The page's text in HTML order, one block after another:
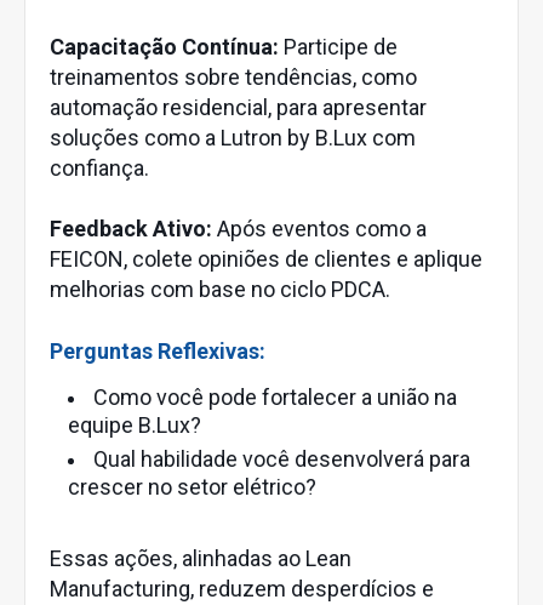
Capacitação Contínua: Participe de
treinamentos sobre tendências, como
automação residencial, para apresentar
soluções como a Lutron by B.Lux com
confiança.
Feedback Ativo: Após eventos como a
FEICON, colete opiniões de clientes e aplique
melhorias com base no ciclo PDCA.
Perguntas Reflexivas:
Como você pode fortalecer a união na
equipe B.Lux?
Qual habilidade você desenvolverá para
crescer no setor elétrico?
Essas ações, alinhadas ao Lean
Manufacturing, reduzem desperdícios e